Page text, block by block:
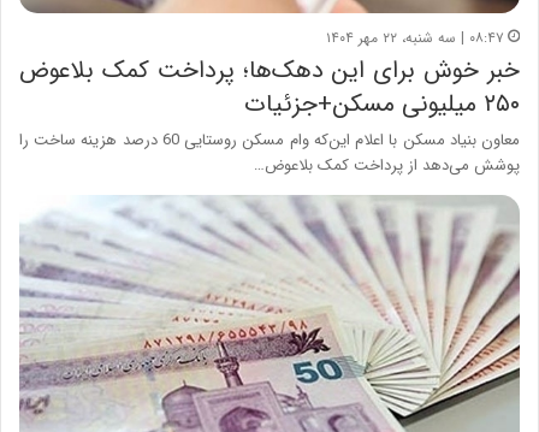
۰۸:۴۷ | سه شنبه، ۲۲ مهر ۱۴۰۴
خبر خوش برای این دهک‌ها؛ پرداخت کمک بلاعوض
۲۵۰ میلیونی مسکن+جزئیات
معاون بنیاد مسکن با اعلام این‌که وام مسکن روستایی 60 درصد هزینه ساخت را
پوشش می‌دهد از پرداخت کمک بلاعوض…